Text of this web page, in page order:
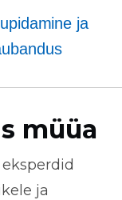
ja
müüa
eksperdid
ja